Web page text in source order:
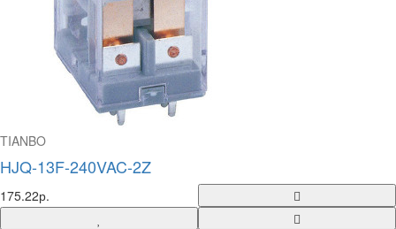
TIANBO
HJQ-13F-240VAC-2Z
175.22р.